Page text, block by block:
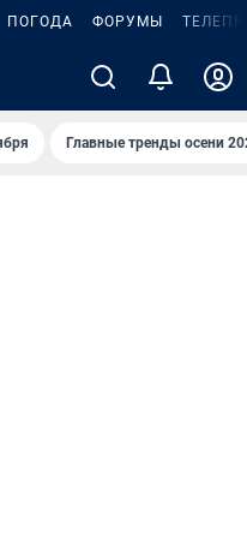
ПОГОДА ФОРУМЫ
Главные тренды осени